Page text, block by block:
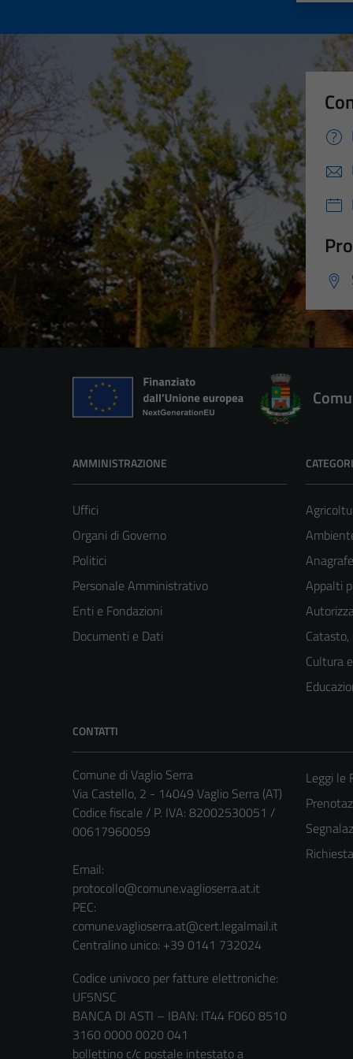
AMMINISTRAZIONE
Uffici
Organi di Governo
Politici
Personale Amministrativo
Enti e Fondazioni
Documenti e Dati
Appalti
Catasto,
Cultura
CONTATTI
Comune di Vaglio Serra
Via Castello, 2 - 14049 Vaglio Serra (AT)
Codice fiscale / P. IVA: 82002530051 /
00617960059
Email:
protocollo@comune.vaglioserra.at.it
PEC:
comune.vaglioserra.at@cert.legalmail.it
Centralino unico: +39 0141 732024
Codice univoco per fatture elettroniche:
UF5NSC
BANCA DI ASTI – IBAN: IT44 F060 8510
3160 0000 0020 041
bollettino c/c postale intestato a
Leggi le